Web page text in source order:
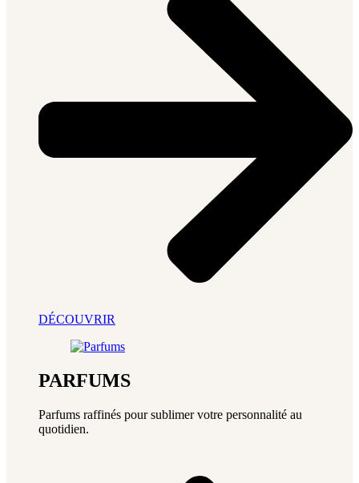
DÉCOUVRIR
PARFUMS
Parfums raffinés pour sublimer votre personnalité au
quotidien.